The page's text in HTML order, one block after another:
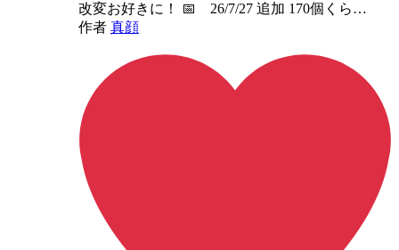
改変お好きに！ 📅 26/7/27 追加 170個くら…
作者 真顔